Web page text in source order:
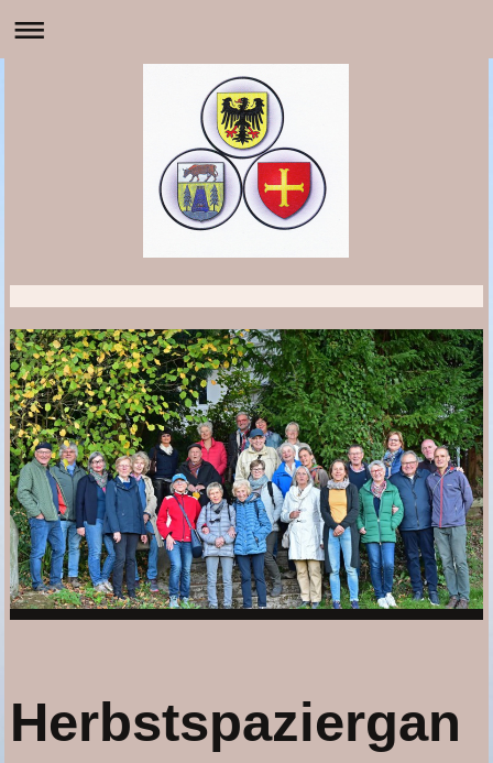
Herbstspaziergan